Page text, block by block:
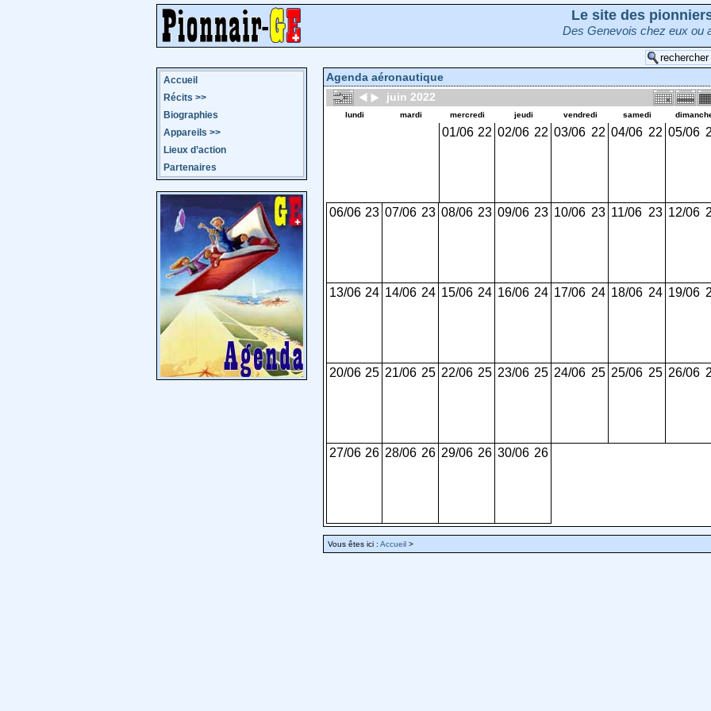
Le site des
Des Genevois chez eux ou
Accueil
Récits >>
Biographies
Appareils >>
Lieux d’action
Partenaires
Agenda aéronautique
juin 2022
lundi mardi mercredi jeudi vendredi samedi
01/06 22 02/06 22 03/06 22 04/06 22 05/06
06/06 23 07/06 23 08/06 23 09/06 23 10/06 23 11/06 23 12/06
13/06 24 14/06 24 15/06 24 16/06 24 17/06 24 18/06 24 19/06
20/06 25 21/06 25 22/06 25 23/06 25 24/06 25 25/06 25 26/06
27/06 26 28/06 26 29/06 26 30/06 26
Vous êtes ici : Accueil >